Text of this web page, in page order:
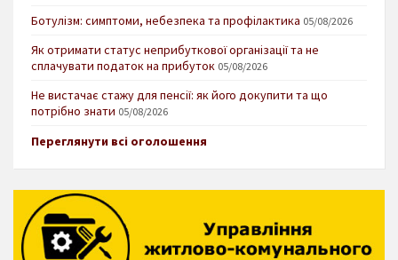
Ботулізм: симптоми, небезпека та профілактика 05/08/2026
Як отримати статус неприбуткової організації та не
сплачувати податок на прибуток 05/08/2026
Не вистачає стажу для пенсії: як його докупити та що
потрібно знати 05/08/2026
Переглянути всі оголошення